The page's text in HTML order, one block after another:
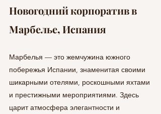
Новогодний корпоратив в
Марбелье, Испания
Марбелья — это жемчужина южного
побережья Испании, знаменитая своими
шикарными отелями, роскошными яхтами
и престижными мероприятиями. Здесь
царит атмосфера элегантности и